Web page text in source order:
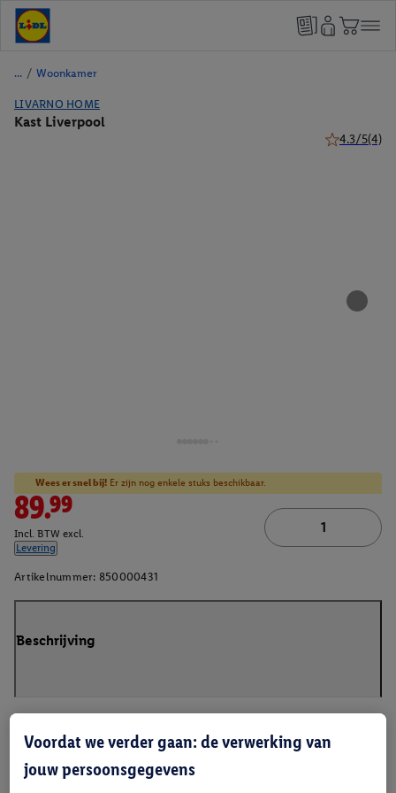
/ Woonkamer
LIVARNO HOME
Kast Liverpool
4.3/5(4)
Wees er snel bij! Er zijn nog enkele stuks beschikbaar.
89.99
Incl. BTW excl.
Levering
Artikelnummer: 850000431
Beschrijving
Voordat we verder gaan: de verwerking van
jouw persoonsgegevens